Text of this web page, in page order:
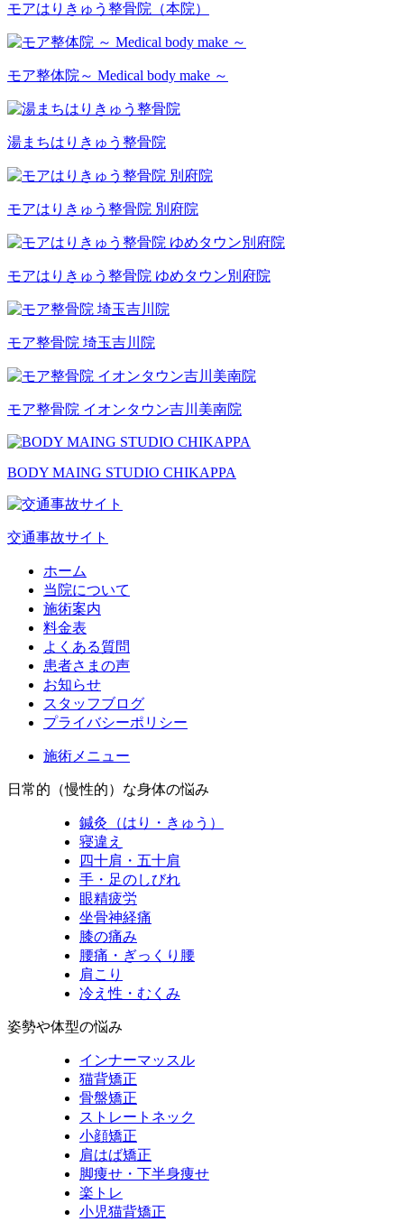
モアはりきゅう整骨院 （本院）
モア整体院 ～ Medical body make ～
湯まちはりきゅう整骨院
モアはりきゅう整骨院 別府院
モアはりきゅう整骨院 ゆめタウン別府院
モア整骨院 埼玉吉川院
モア整骨院 イオンタウン吉川美南院
BODY MAING STUDIO CHIKAPPA
交通事故サイト
ホーム
当院について
施術案内
料金表
よくある質問
患者さまの声
お知らせ
スタッフブログ
プライバシーポリシー
施術メニュー
日常的（慢性的）な身体の悩み
鍼灸（はり・きゅう）
寝違え
四十肩・五十肩
手・足のしびれ
眼精疲労
坐骨神経痛
膝の痛み
腰痛・ぎっくり腰
肩こり
冷え性・むくみ
姿勢や体型の悩み
インナーマッスル
猫背矯正
骨盤矯正
ストレートネック
小顔矯正
肩はば矯正
脚痩せ・下半身痩せ
楽トレ
小児猫背矯正